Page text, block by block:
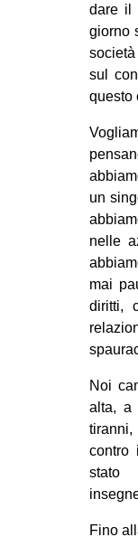
dare il
giorno
sul
questo
un
nelle
mai
diritti,
Noi
alta, a
contro
Fino